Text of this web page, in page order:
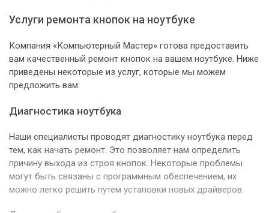
Услуги ремонта кнопок на ноутбуке
Компания «Компьютерный Мастер» готова предоставить
вам качественный ремонт кнопок на вашем ноутбуке. Ниже
приведены некоторые из услуг, которые мы можем
предложить вам:
Диагностика ноутбука
Наши специалисты проводят диагностику ноутбука перед
тем, как начать ремонт. Это позволяет нам определить
причину выхода из строя кнопок. Некоторые проблемы
могут быть связаны с программным обеспечением, их
можно легко решить путем установки новых драйверов.